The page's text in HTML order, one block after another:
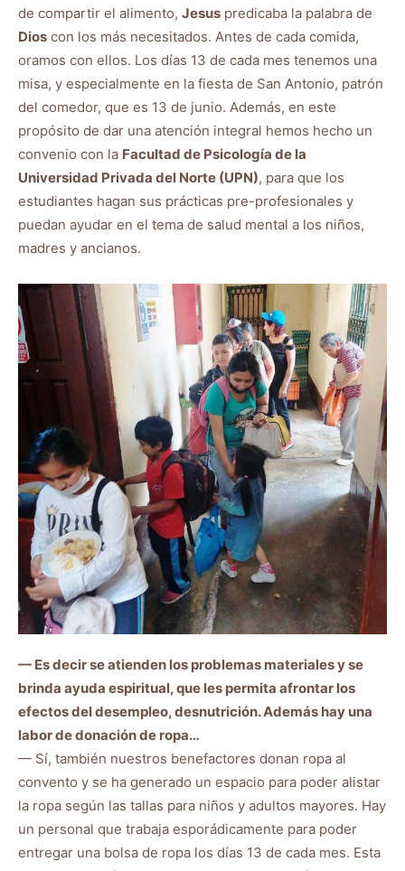
de compartir el alimento, Jesus predicaba la palabra de
Dios con los más necesitados. Antes de cada comida,
oramos con ellos. Los días 13 de cada mes tenemos una
misa, y especialmente en la fiesta de San Antonio, patrón
del comedor, que es 13 de junio. Además, en este
propósito de dar una atención integral hemos hecho un
convenio con la Facultad de Psicología de la
Universidad Privada del Norte (UPN), para que los
estudiantes hagan sus prácticas pre-profesionales y
puedan ayudar en el tema de salud mental a los niños,
madres y ancianos.
— Es decir se atienden los problemas materiales y se
brinda ayuda espiritual, que les permita afrontar los
efectos del desempleo, desnutrición. Además hay una
labor de donación de ropa…
— Sí, también nuestros benefactores donan ropa al
convento y se ha generado un espacio para poder alistar
la ropa según las tallas para niños y adultos mayores. Hay
un personal que trabaja esporádicamente para poder
entregar una bolsa de ropa los días 13 de cada mes. Esta